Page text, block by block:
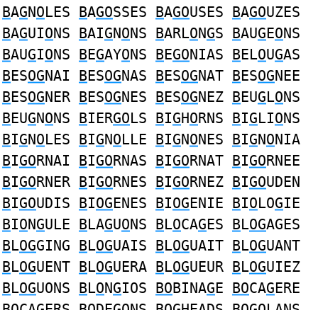
BAGNOLES BAGOSSES BAGOUSES BAGOUZES
BAGUIONS BAIGNONS BARLONGS BAUGEONS
BAUGIONS BEGAYONS BEGONIAS BELOUGAS
BESOGNAI BESOGNAS BESOGNAT BESOGNEE
BESOGNER BESOGNES BESOGNEZ BEUGLONS
BEUGNONS BIERGOLS BIGHORNS BIGLIONS
BIGNOLES BIGNOLLE BIGNONES BIGNONIA
BIGORNAI BIGORNAS BIGORNAT BIGORNEE
BIGORNER BIGORNES BIGORNEZ BIGOUDEN
BIGOUDIS BIOGENES BIOGENIE BIOLOGIE
BIONGULE BLAGUONS BLOCAGES BLOGAGES
BLOGGING BLOGUAIS BLOGUAIT BLOGUANT
BLOGUENT BLOGUERA BLOGUEUR BLOGUIEZ
BLOGUONS BLONGIOS BOBINAGE BOCAGERE